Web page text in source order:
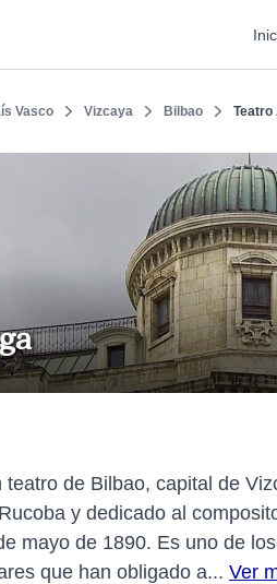
Vasco Vizcaya Bilbao Teatro
teatro de Bilbao, capital de
y dedicado al
mayo de 1890. Es uno de
que han obligado a... Ver